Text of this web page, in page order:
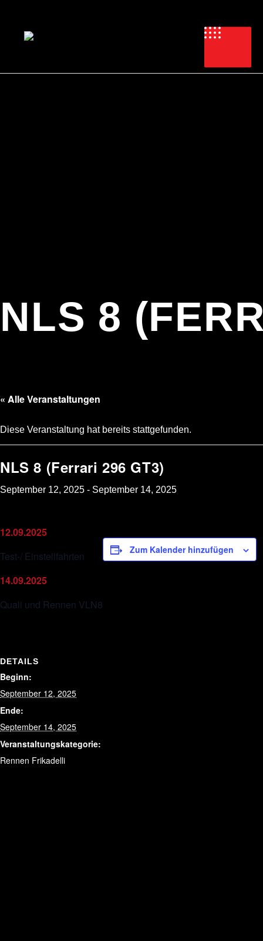
NLS 8
« Alle Veranstaltungen
Diese Veranstaltung hat bereits stattgefunden.
NLS 8 (Ferrari 296 GT3)
September 12, 2025 - September 14, 2025
12.09.2025
Test-/ Einstellfahrten
14.09.2025
Quali und Rennen VLN8
Zum Kalender hinzufügen
DETAILS
Beginn:
September 12, 2025
Ende:
September 14, 2025
Veranstaltungskategorie:
Rennen Frikadelli